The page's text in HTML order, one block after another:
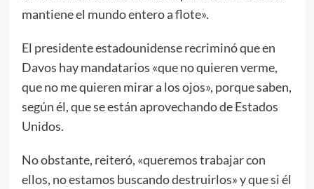
mantiene el mundo entero a flote».
El presidente estadounidense recriminó que en
Davos hay mandatarios «que no quieren verme,
que no me quieren mirar a los ojos», porque saben,
según él, que se están aprovechando de Estados
Unidos.
No obstante, reiteró, «queremos trabajar con
ellos, no estamos buscando destruirlos» y que si él